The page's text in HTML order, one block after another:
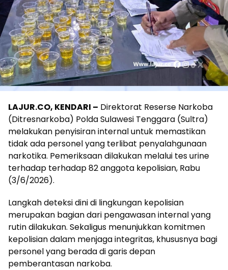
LAJUR.CO, KENDARI – Direktorat Reserse Narkoba
(Ditresnarkoba) Polda Sulawesi Tenggara (Sultra)
melakukan penyisiran internal untuk memastikan
tidak ada personel yang terlibat penyalahgunaan
narkotika. Pemeriksaan dilakukan melalui tes urine
terhadap terhadap 82 anggota kepolisian, Rabu
(3/6/2026).
Langkah deteksi dini di lingkungan kepolisian
merupakan bagian dari pengawasan internal yang
rutin dilakukan. Sekaligus menunjukkan komitmen
kepolisian dalam menjaga integritas, khususnya bagi
personel yang berada di garis depan
pemberantasan narkoba.